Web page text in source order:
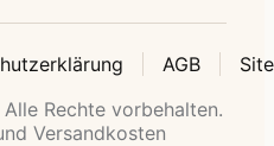
AGB
Rechte vorbehalten.
Versandkosten